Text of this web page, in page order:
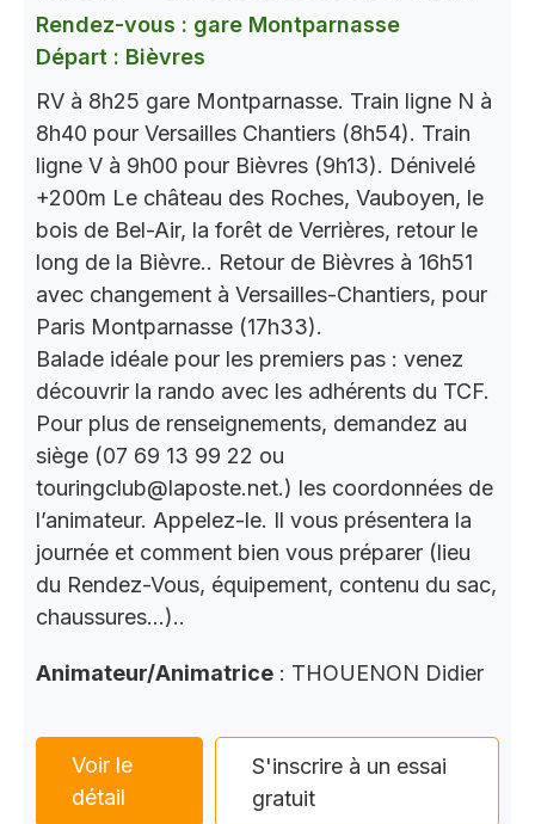
Rendez-vous : gare Montparnasse
Départ : Bièvres
RV à 8h25 gare Montparnasse. Train ligne N à
8h40 pour Versailles Chantiers (8h54). Train
ligne V à 9h00 pour Bièvres (9h13). Dénivelé
+200m Le château des Roches, Vauboyen, le
bois de Bel-Air, la forêt de Verrières, retour le
long de la Bièvre.. Retour de Bièvres à 16h51
avec changement à Versailles-Chantiers, pour
Paris Montparnasse (17h33).
Balade idéale pour les premiers pas : venez
découvrir la rando avec les adhérents du TCF.
Pour plus de renseignements, demandez au
siège (07 69 13 99 22 ou
touringclub@laposte.net.) les coordonnées de
l’animateur. Appelez-le. Il vous présentera la
journée et comment bien vous préparer (lieu
du Rendez-Vous, équipement, contenu du sac,
chaussures…)..
Animateur/Animatrice : THOUENON Didier
Voir le
détail
S'inscrire à un essai
gratuit